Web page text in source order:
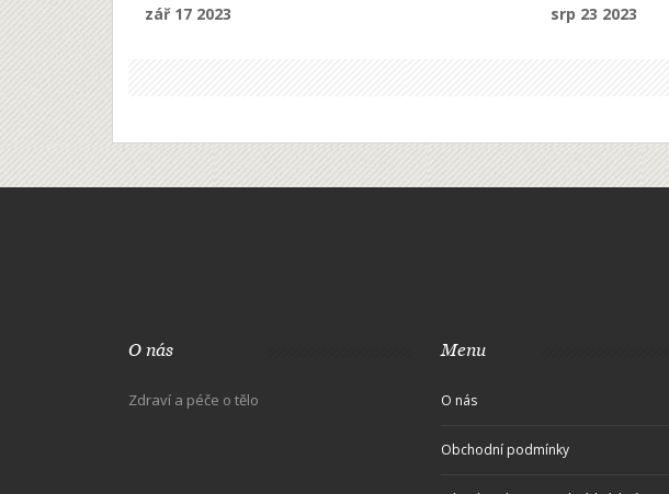
v Brně, budete určitě milovat tento přehled a
zář 17 2023
odpověď.
srp 23 2023
O nás
Zdraví a péče o tělo
Menu
O nás
Obchodní podmínky